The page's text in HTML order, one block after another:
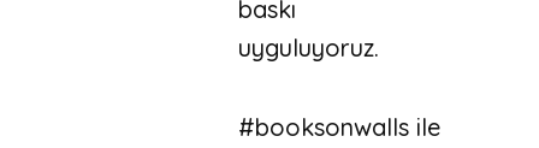
baskı
uyguluyoruz.
#booksonwalls ile